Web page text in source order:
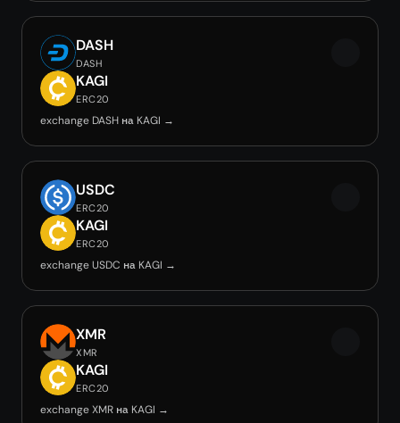
DASH
DASH
KAGI
ERC20
exchange DASH на KAGI →
USDC
ERC20
KAGI
ERC20
exchange USDC на KAGI →
XMR
XMR
KAGI
ERC20
exchange XMR на KAGI →